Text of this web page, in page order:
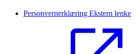
Personvernerklæring Ekstern lenke